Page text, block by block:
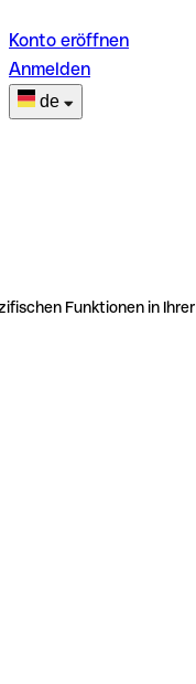
Konto eröffnen
Anmelden
de
Funktionen in Ihrer